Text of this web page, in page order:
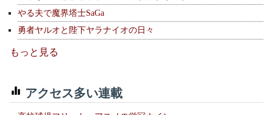
やる夫で魔界塔士SaGa
勇者ヤルオと陛下ヤラナイオの日々
もっと見る
アクセス多い連載